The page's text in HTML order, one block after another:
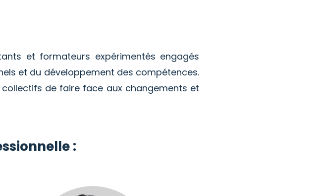
et formateurs expérimentés engagés
et du développement des compétences.
de faire face aux changements et
: